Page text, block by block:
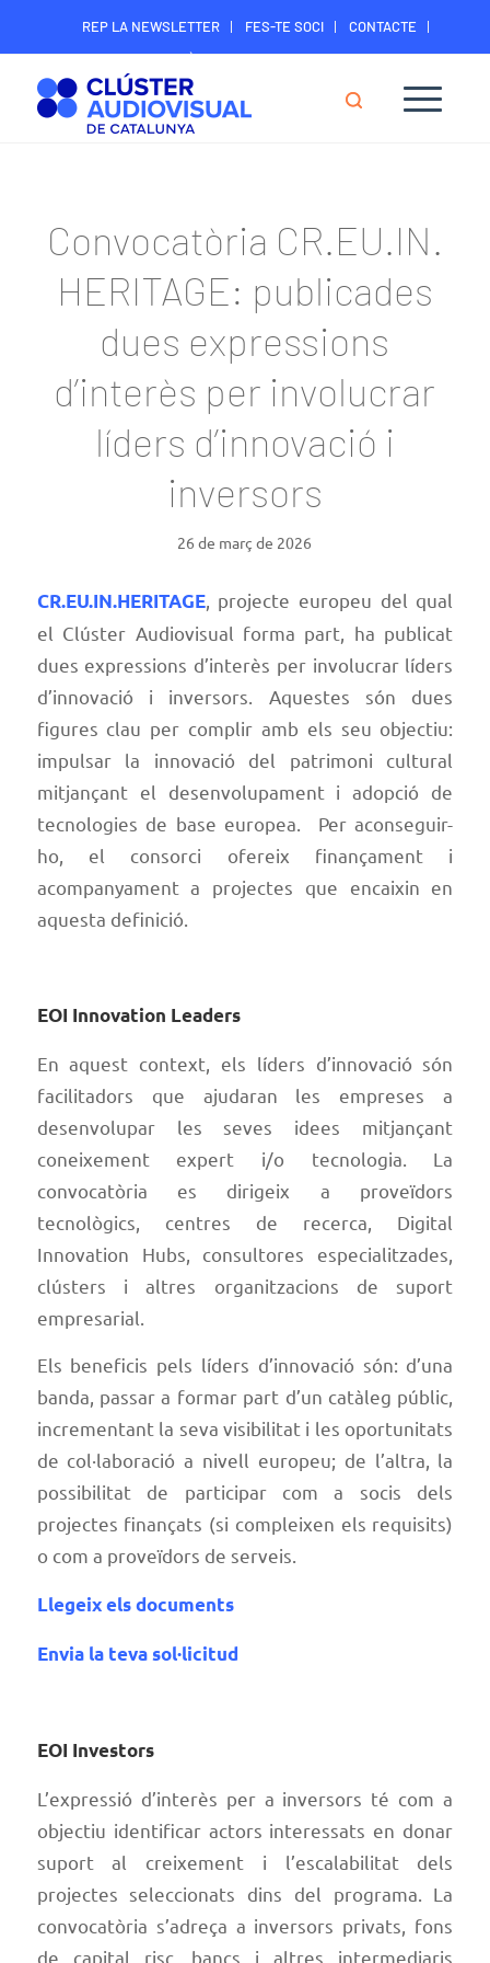
REP LA NEWSLETTER FES-TE SOCI
CONTACTE
ÀREA DIGITAL SOCIS
Convocatòria CR.EU.IN.
HERITAGE: publicades
dues expressions
d’interès per involucrar
líders d’innovació i
inversors
26 de març de 2026
CR.EU.IN.HERITAGE, projecte europeu del qual
el Clúster Audiovisual forma part, ha publicat
dues expressions d’interès per involucrar líders
d’innovació i inversors. Aquestes són dues
figures clau per complir amb els seu objectiu:
impulsar la innovació del patrimoni cultural
mitjançant el desenvolupament i adopció de
tecnologies de base europea. Per aconseguir-
ho, el consorci ofereix finançament i
acompanyament a projectes que encaixin en
aquesta definició.
EOI Innovation Leaders
En aquest context, els líders d’innovació són
facilitadors que ajudaran les empreses a
desenvolupar les seves idees mitjançant
coneixement expert i/o tecnologia. La
convocatòria es dirigeix a proveïdors
tecnològics, centres de recerca, Digital
Innovation Hubs, consultores especialitzades,
clústers i altres organitzacions de suport
empresarial.
Els beneficis pels líders d’innovació són: d’una
banda, passar a formar part d’un catàleg públic,
incrementant la seva visibilitat i les oportunitats
de col·laboració a nivell europeu; de l’altra, la
possibilitat de participar com a socis dels
projectes finançats (si compleixen els requisits)
o com a proveïdors de serveis.
Llegeix els documents
Envia la teva sol·licitud
EOI Investors
L’expressió d’interès per a inversors té com a
objectiu identificar actors interessats en donar
suport al creixement i l’escalabilitat dels
projectes seleccionats dins del programa. La
convocatòria s’adreça a inversors privats, fons
de capital risc, bancs i altres intermediaris